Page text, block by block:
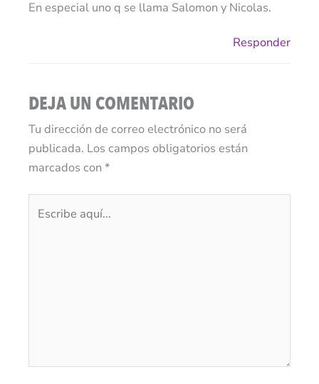
En especial uno q se llama Salomon y Nicolas.
Responder
DEJA UN COMENTARIO
Tu dirección de correo electrónico no será
publicada. Los campos obligatorios están
marcados con *
aquí...